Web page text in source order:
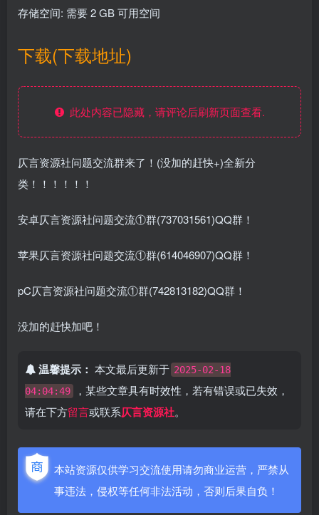
存储空间: 需要 2 GB 可用空间
下载(下载地址)
此处内容已隐藏，请评论后刷新页面查看.
仄言资源社问题交流群来了！(没加的赶快+)全新分
类！！！！！！
安卓仄言资源社问题交流①群(737031561)QQ群！
苹果仄言资源社问题交流①群(614046907)QQ群！
pC仄言资源社问题交流①群(742813182)QQ群！
没加的赶快加吧！
温馨提示： 本文最后更新于 2025-02-18
04:04:49
，某些文章具有时效性，若有错误或已失效，
请在下方留言或联系仄言资源社。
本站资源仅供学习交流使用请勿商业运营，严禁从
事违法，侵权等任何非法活动，否则后果自负！